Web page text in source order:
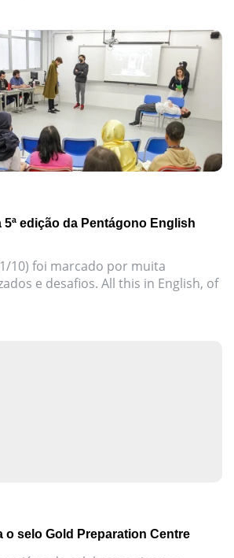
5ª edição da Pentágono English
10) foi marcado por muita
e desafios. All this in English, of
selo Gold Preparation Centre